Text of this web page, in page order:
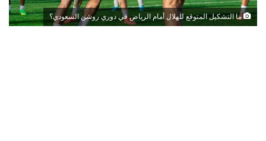
ما التشكيل المتوقع للهلال أمام الرياض في دوري روشن السعودي؟